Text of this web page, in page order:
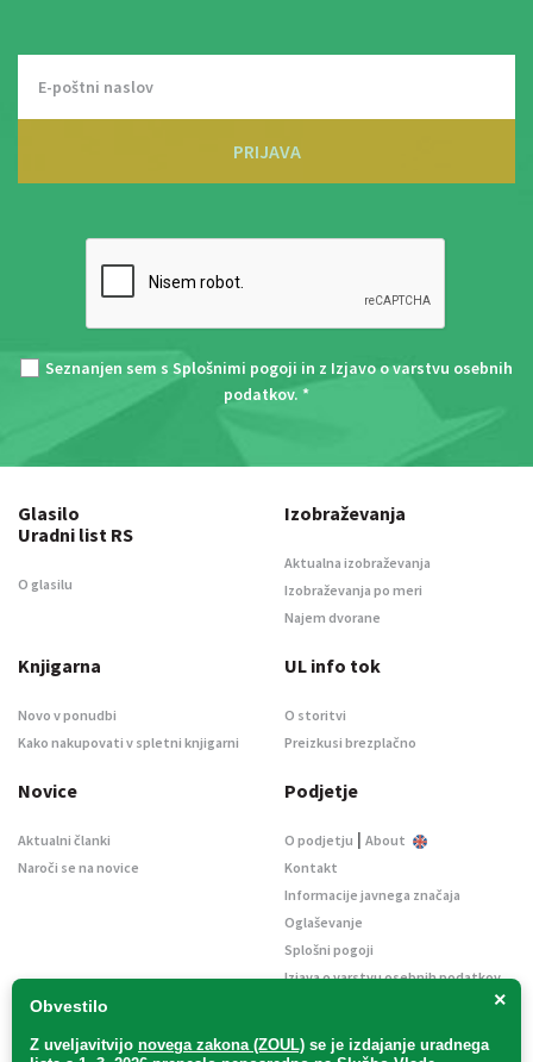
PRIJAVA
Seznanjen sem s Splošnimi pogoji in z Izjavo o varstvu osebnih
podatkov. *
×
Obvestilo
Z uveljavitvijo novega zakona (ZOUL) se je izdajanje uradnega
Glasilo
Uradni list RS
O glasilu
Izobraževanja
Aktualna izobraževanja
Izobraževanja po meri
Najem dvorane
Knjigarna
Novo v ponudbi
Kako nakupovati v spletni knjigarni
UL info tok
O storitvi
Preizkusi brezplačno
Novice
Aktualni članki
Naroči se na novice
Podjetje
O podjetju | About
Kontakt
Informacije javnega značaja
Oglaševanje
Splošni pogoji
Izjava o varstvu osebnih podatkov